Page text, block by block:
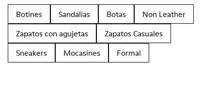
Botines Sandalias Botas
Non Leather
Zapatos con agujetas
Zapatos Casuales
Sneakers
Mocasines Formal